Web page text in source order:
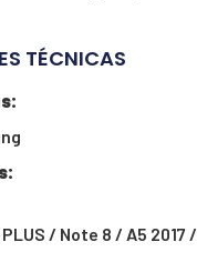
TÉCNICAS
/ Note 8 / A5 2017